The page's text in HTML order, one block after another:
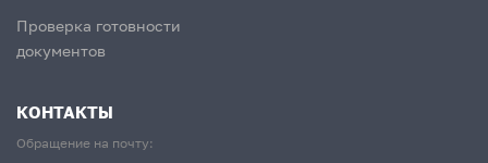
Проверка готовности
документов
КОНТАКТЫ
Обращение на почту: